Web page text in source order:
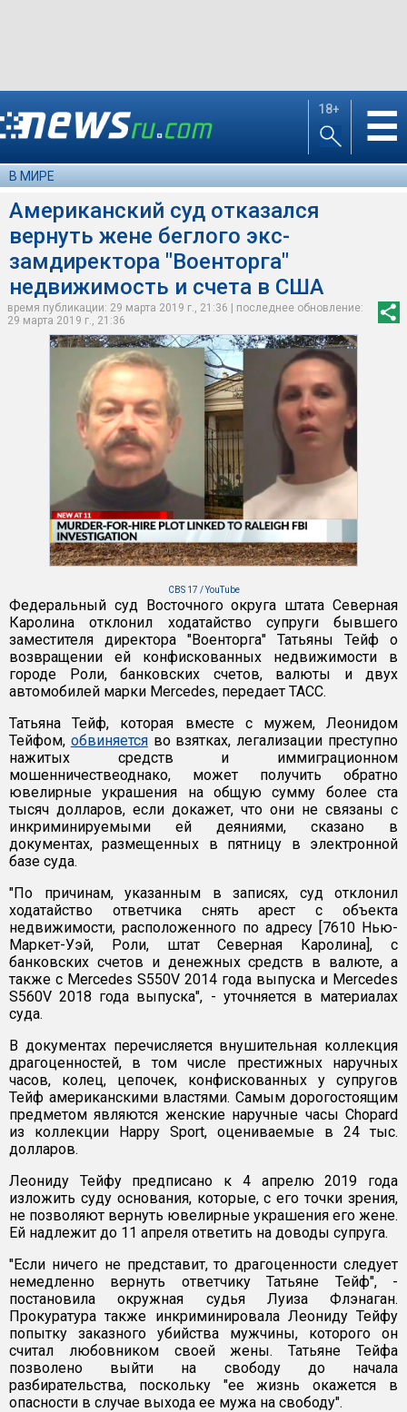
18+ ☰
В МИРЕ
Американский суд отказался
вернуть жене беглого экс-
замдиректора "Военторга"
недвижимость и счета в США
время публикации: 29 марта 2019 г., 21:36 | последнее обновление:
29 марта 2019 г., 21:36
CBS 17 / YouTube
Федеральный суд Восточного округа штата Северная
Каролина отклонил ходатайство супруги бывшего
заместителя директора "Военторга" Татьяны Тейф о
возвращении ей конфискованных недвижимости в
городе Роли, банковских счетов, валюты и двух
автомобилей марки Mercedes, передает ТАСС.
Татьяна Тейф, которая вместе с мужем, Леонидом
Тейфом, обвиняетсяво взятках, легализации преступно
нажитых средств и иммиграционном
мошенничествеоднако, может получить обратно
ювелирные украшения на общую сумму более ста
тысяч долларов, если докажет, что они не связаны с
инкриминируемыми ей деяниями, сказано в
документах, размещенных в пятницу в электронной
базе суда.
"По причинам, указанным в записях, суд отклонил
ходатайство ответчика снять арест с объекта
недвижимости, расположенного по адресу [7610 Нью-
Маркет-Уэй, Роли, штат Северная Каролина], с
банковских счетов и денежных средств в валюте, а
также с Mercedes S550V 2014 года выпуска и Mercedes
S560V 2018 года выпуска", - уточняется в материалах
суда.
В документах перечисляется внушительная коллекция
драгоценностей, в том числе престижных наручных
часов, колец, цепочек, конфискованных у супругов
Тейф американскими властями. Самым дорогостоящим
предметом являются женские наручные часы Chopard
из коллекции Happy Sport, оцениваемые в 24 тыс.
долларов.
Леониду Тейфу предписано к 4 апрелю 2019 года
изложить суду основания, которые, с его точки зрения,
не позволяют вернуть ювелирные украшения его жене.
Ей надлежит до 11 апреля ответить на доводы супруга.
"Если ничего не представит, то драгоценности следует
немедленно вернуть ответчику Татьяне Тейф", -
постановила окружная судья Луиза Флэнаган.
Прокуратура также инкриминировала Леониду Тейфу
попытку заказного убийства мужчины, которого он
считал любовником своей жены. Татьяне Тейфа
позволено выйти на свободу до начала
разбирательства, поскольку "ее жизнь окажется в
опасности в случае выхода ее мужа на свободу".